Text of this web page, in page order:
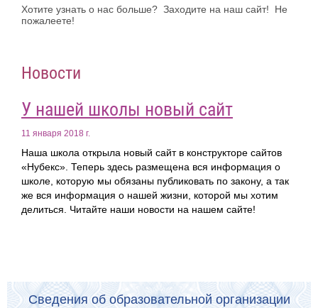
Хотите узнать о нас больше? Заходите на наш сайт! Не
пожалеете!
Новости
У нашей школы новый сайт
11 января 2018 г.
Наша школа открыла новый сайт в конструкторе сайтов
«Нубекс». Теперь здесь размещена вся информация о
школе, которую мы обязаны публиковать по закону, а так
же вся информация о нашей жизни, которой мы хотим
делиться. Читайте наши новости на нашем сайте!
Сведения об образовательной организации